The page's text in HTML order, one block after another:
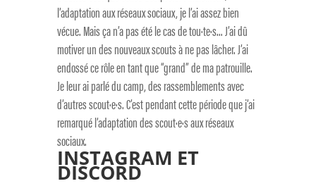
l’adaptation aux réseaux sociaux, je l’ai assez bien
vécue. Mais ça n’a pas été le cas de tou·te·s… J’ai dû
motiver un des nouveaux scouts à ne pas lâcher. J’ai
endossé ce rôle en tant que “grand” de ma patrouille.
Je leur ai parlé du camp, des rassemblements avec
d’autres scout·e·s. C’est pendant cette période que j’ai
remarqué l’adaptation des scout·e·s aux réseaux
sociaux.
INSTAGRAM ET
DISCORD